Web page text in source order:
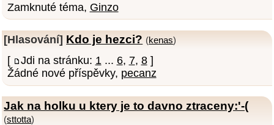
Zamknuté téma, Ginzo
[Hlasování] Kdo je hezci? (kenas)
[ Jdi na stránku: 1 ... 6, 7, 8]
Žádné nové příspěvky, pecanz
Jak na holku u ktery je to davno ztraceny:'-(
(sttotta)